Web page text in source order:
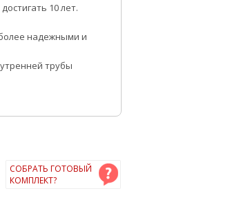
10 лет.
надежными и
трубы
СОБРАТЬ ГОТОВЫЙ
КОМПЛЕКТ?